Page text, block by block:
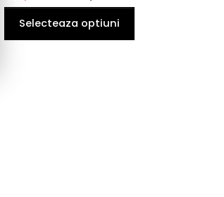
Selecteaza optiuni